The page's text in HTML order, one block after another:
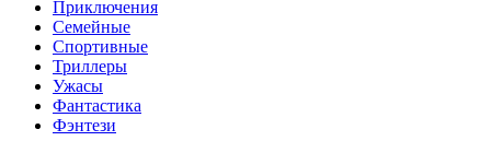
Приключения
Семейные
Спортивные
Триллеры
Ужасы
Фантастика
Фэнтези